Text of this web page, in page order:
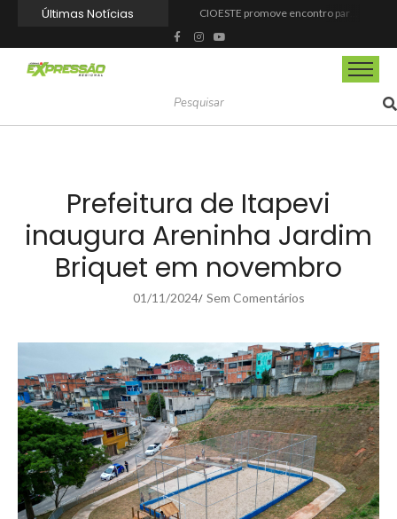
Últimas Notícias
Ferrari F355 do Anderson Dick é a mais nova atração do Parque Dream Car de São Roque (SP)
Fundação de Barueri amplia política de inclusão e lança novo projeto educacional
Projeto “O Samba da Casa 26” chega a Itapevi para valorizar a música autoral e fortalecer a cultura local
Prefeitura de Itapevi
inaugura Areninha Jardim
Briquet em novembro
01/11/2024/ Sem Comentários